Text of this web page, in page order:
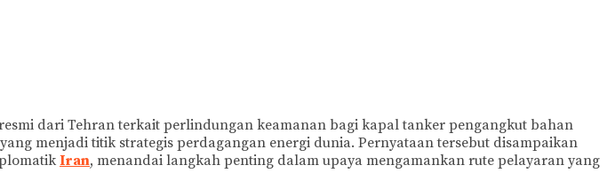
dari Tehran terkait perlindungan keamanan bagi kapal tanker pengangkut bahan
menjadi titik strategis perdagangan energi dunia. Pernyataan tersebut disampaikan
Iran, menandai langkah penting dalam upaya mengamankan rute pelayaran yang